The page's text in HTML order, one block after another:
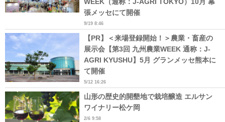
張メッセにて開催
9/19 8:46
【PR】＜来場登録開始！＞農業・畜産の
展示会【第3回 九州農業WEEK 通称：J-
AGRI KYUSHU】5月 グランメッセ熊本に
て開催
5/12 16:26
山形の歴史的開墾地で栽培醸造 エルサン
ワイナリー松ケ岡
2/6 9:58